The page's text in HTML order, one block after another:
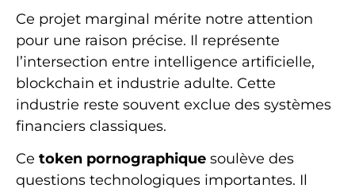
Ce projet marginal mérite notre attention
pour une raison précise. Il représente
l’intersection entre intelligence artificielle,
blockchain et industrie adulte. Cette
industrie reste souvent exclue des systèmes
financiers classiques.
Ce token pornographique soulève des
questions technologiques importantes. Il